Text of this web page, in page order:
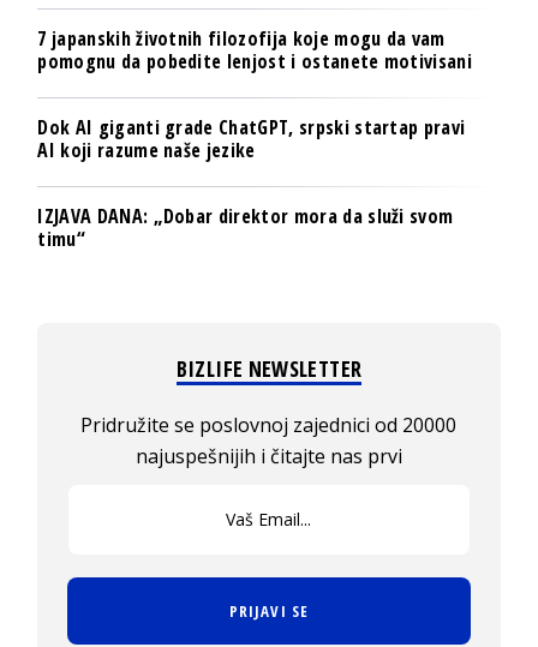
7 japanskih životnih filozofija koje mogu da vam
pomognu da pobedite lenjost i ostanete motivisani
Dok AI giganti grade ChatGPT, srpski startap pravi
AI koji razume naše jezike
IZJAVA DANA: „Dobar direktor mora da služi svom
timu“
BIZLIFE NEWSLETTER
Pridružite se poslovnoj zajednici od 20000
najuspešnijih i čitajte nas prvi
PRIJAVI SE